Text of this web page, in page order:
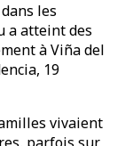
les
a atteint des
à Viña del
19
vivaient